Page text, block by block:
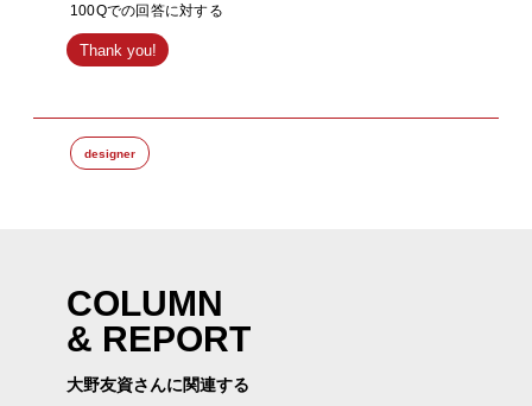
100Qでの回答に対する
Thank you!
designer
COLUMN
& REPORT
大野友資さんに関連する